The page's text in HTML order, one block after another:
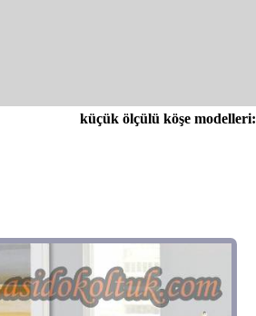
küçük ölçülü köşe modelleri: